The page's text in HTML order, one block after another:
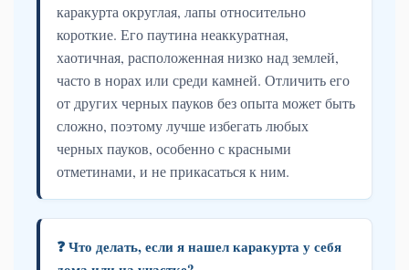
каракурта округлая, лапы относительно
короткие. Его паутина неаккуратная,
хаотичная, расположенная низко над землей,
часто в норах или среди камней. Отличить его
от других черных пауков без опыта может быть
сложно, поэтому лучше избегать любых
черных пауков, особенно с красными
отметинами, и не прикасаться к ним.
❓ Что делать, если я нашел каракурта у себя